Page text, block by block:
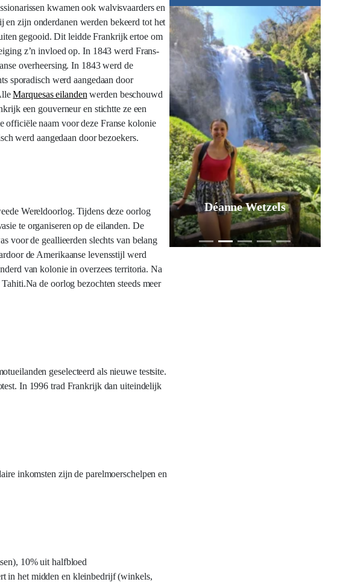
Déanne Wetzels
kwamen ook walvisvaarders en
zijn onderdanen werden bekeerd tot het
gegooid. Dit leidde Frankrijk ertoe om
z’n invloed op. In 1843 werd Frans-
overheersing. In 1843 werd de
sporadisch werd aangedaan door
Marquesas eilanden werden beschouwd
een gouverneur en stichtte ze een
officiële naam voor deze Franse kolonie
werd aangedaan door bezoekers.
Wereldoorlog. Tijdens deze oorlog
te organiseren op de eilanden. De
voor de geallieerden slechts van belang
de Amerikaanse levensstijl werd
van kolonie in overzees territoria. Na
de oorlog bezochten steeds meer
geselecteerd als nieuwe testsite.
In 1996 trad Frankrijk dan uiteindelijk
inkomsten zijn de parelmoerschelpen en
10% uit halfbloed
in het midden en kleinbedrijf (winkels,